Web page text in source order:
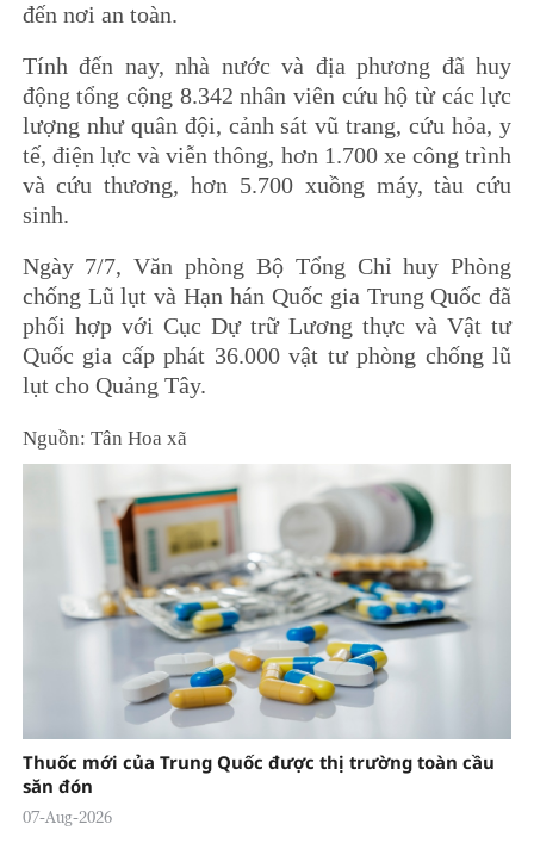
đến nơi an toàn.
Tính đến nay, nhà nước và địa phương đã huy
động tổng cộng 8.342 nhân viên cứu hộ từ các lực
lượng như quân đội, cảnh sát vũ trang, cứu hỏa, y
tế, điện lực và viễn thông, hơn 1.700 xe công trình
và cứu thương, hơn 5.700 xuồng máy, tàu cứu
sinh.
Ngày 7/7, Văn phòng Bộ Tổng Chỉ huy Phòng
chống Lũ lụt và Hạn hán Quốc gia Trung Quốc đã
phối hợp với Cục Dự trữ Lương thực và Vật tư
Quốc gia cấp phát 36.000 vật tư phòng chống lũ
lụt cho Quảng Tây.
Nguồn: Tân Hoa xã
Thuốc mới của Trung Quốc được thị trường toàn cầu
săn đón
07-Aug-2026